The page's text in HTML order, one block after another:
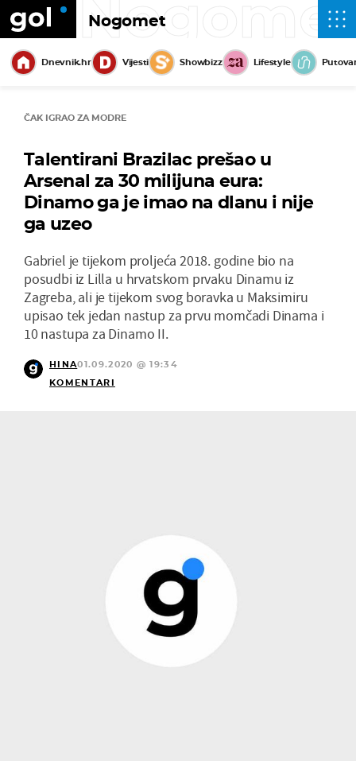
Nogomet
Dnevnik.hr Vijesti Showbizz Lifestyle
ČAK IGRAO ZA MODRE
Talentirani Brazilac prešao u
Arsenal za 30 milijuna eura:
Dinamo ga je imao na dlanu i nije
ga uzeo
Gabriel je tijekom proljeća 2018. godine bio na
posudbi iz Lilla u hrvatskom prvaku Dinamu iz
Zagreba, ali je tijekom svog boravka u Maksimiru
upisao tek jedan nastup za prvu momčadi Dinama i
10 nastupa za Dinamo II.
HINA01.09.2020 @ 19:34
KOMENTARI